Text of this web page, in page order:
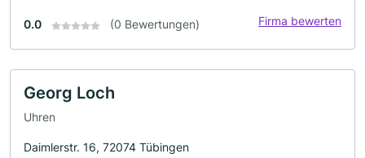
0.0 (0 Bewertungen) Firma bewerten
Georg Loch
Uhren
Daimlerstr. 16, 72074 Tübingen